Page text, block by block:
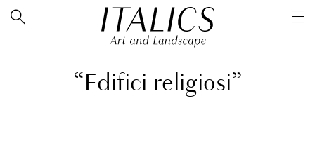
“Edifici religiosi”